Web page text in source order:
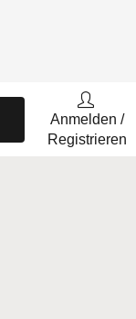
Anmelden /
Registrieren